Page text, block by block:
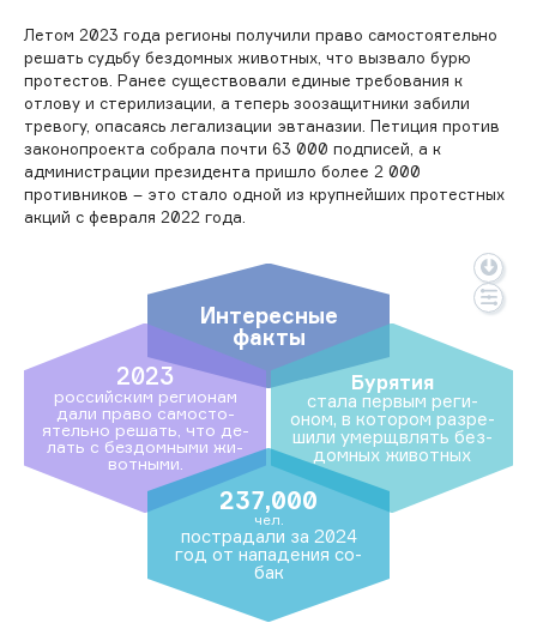
Летом 2023 года регионы получили право самостоятельно
решать судьбу бездомных животных, что вызвало бурю
протестов. Ранее существовали единые требования к
отлову и стерилизации, а теперь зоозащитники забили
тревогу, опасаясь легализации эвтаназии. Петиция против
законопроекта собрала почти 63 000 подписей, а к
администрации президента пришло более 2 000
противников – это стало одной из крупнейших протестных
акций с февраля 2022 года.
Интересные
факты
2023
рос­сий­ским ре­ги­онам
да­ли пра­во са­мос­то­
ятель­но ре­шать, что де­
лать с без­домны­ми жи­
вот­ны­ми.
Бурятия
ста­ла пер­вым ре­ги­
оном, в ко­тором раз­ре­
шили умерщ­влять без­
домных жи­вот­ных
237,000
чел.
пос­тра­дали за 2024
год от на­паде­ния со­
бак